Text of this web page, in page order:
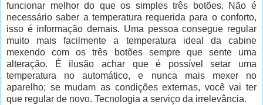
funcionar melhor do que os simples três botões. Não é
necessário saber a temperatura requerida para o conforto,
isso é informação demais. Uma pessoa consegue regular
muito mais facilmente a temperatura ideal da cabine
mexendo com os três botões sempre que sente uma
alteração. É ilusão achar que é possível setar uma
temperatura no automático, e nunca mais mexer no
aparelho; se mudam as condições externas, você vai ter
que regular de novo. Tecnologia a serviço da irrelevância.